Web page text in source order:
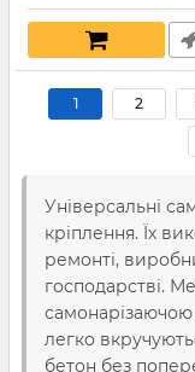
1 2
Універсальні
кріплення. Їх
ремонті,
господарстві.
легко
бетон без